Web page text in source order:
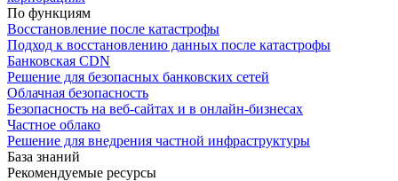
По функциям
Восстановление после катастрофы
Подход к восстановлению данных после катастрофы
Банковская CDN
Решение для безопасных банковских сетей
Облачная безопасность
Безопасность на веб-сайтах и в онлайн-бизнесах
Частное облако
Решение для внедрения частной инфраструктуры
База знаний
Рекомендуемые ресурсы